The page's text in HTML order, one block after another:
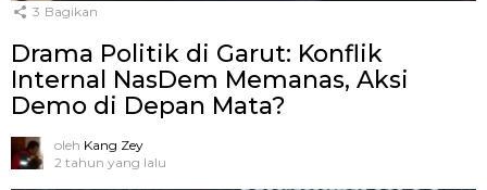
3 Bagikan
Drama Politik di Garut: Konflik
Internal NasDem Memanas, Aksi
Demo di Depan Mata?
oleh Kang Zey
2 tahun yang lalu